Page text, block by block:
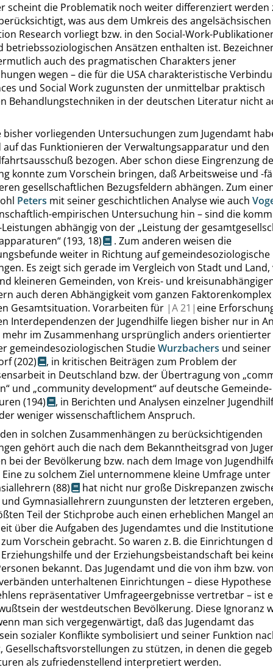
scheint die Problematik noch weiter differenziert werden
was aus dem Umkreis des angelsächsischen
Research vorliegt bzw. in den Social-Work-
betriebssoziologischen Ansätzen enthalten ist.
auch des pragmatischen Charakters jener
wegen – die für die USA charakteristische
und Social Workzugunsten der unmittelbar praktisch
Behandlungstechniken in der deutschen Literatur nicht
bisher vorliegenden Untersuchungen zum Jugendamt
auf das Funktionieren der Verwaltungsapparatur und den
bezogen. Aber schon diese Eingrenzung
konnte zum Vorschein bringen, daß Arbeitsweise und -
gesellschaftlichen Bezugsfeldern abhängen. Zum
Peters mit seiner geschichtlichen Analyse wie auch
empirischen Untersuchung hin – sind die
abhängig von der „Leistung der
“(193, 18)
. Zum anderen weisen die
weiter in Richtung auf gemeindesoziologische
Es zeigt sich gerade im Vergleich von Stadt und Land,
kleineren Gemeinden, von Kreis- und
auch deren Abhängigkeit vom ganzen
Gesamtsituation. Vorarbeiten für |A21| eine
Interdependenzen der Jugendhilfe liegen bisher nur in
im Zusammenhang ursprünglich anders
gemeindesoziologischen StudieWurzbachers und
(202)
, in kritischen Beiträgen zum Problem der
in Deutschland bzw. der Übertragung von „
“ und „community development“auf deutsche
(194)
, in Berichten und Analysen einzelner
weniger wissenschaftlichem Anspruch.
in solchen Zusammenhängen zu berücksichtigenden
gehört auch die nach dem Bekanntheitsgrad von
bei der Bevölkerung bzw. nach dem Image von
Eine zu solchem Ziel unternommene kleine Umfrage unter
(88)
hat nicht nur große Diskrepanzen
und Gymnasiallehrern zuungunsten der letzteren
Teil der Stichprobe auch einen erheblichen Mangel
über die Aufgaben des Jugendamtes und die
Vorschein gebracht. So waren z. B. die Einrichtungen
und der Erziehungsbeistandschaft bei
bekannt. Das Jugendamt und die von ihm bzw.
unterhaltenen Einrichtungen – diese
repräsentativer Umfrageergebnisse vertretbar – ist
der westdeutschen Bevölkerung. Diese Ignoranz
man sich vergegenwärtigt, daß das Jugendamt das
sozialer Konflikte symbolisiert und seiner Funktion
Gesellschaftsvorstellungen zu stützen, in denen die
als zufriedenstellend interpretiert werden.